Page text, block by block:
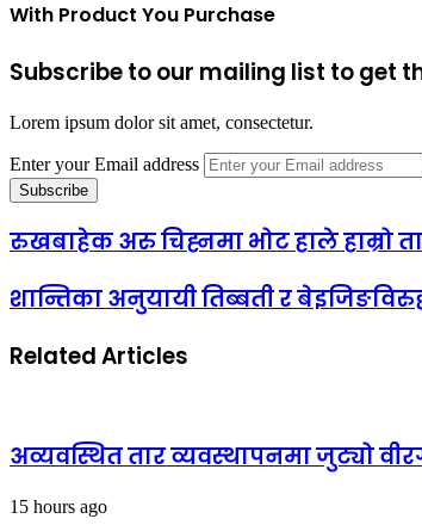
With Product You Purchase
Subscribe to our mailing list to get
Lorem ipsum dolor sit amet, consectetur.
Enter your Email address
रुखबाहेक अरु चिह्नमा भोट हाले हाम्रो
शान्तिका अनुयायी तिब्बती र
Related Articles
अव्यवस्थित तार व्यवस्थापनमा जुट्यो
15 hours ago